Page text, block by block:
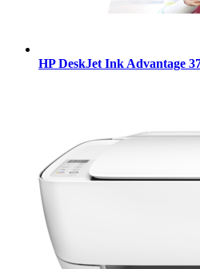
HP DeskJet Ink Advantage